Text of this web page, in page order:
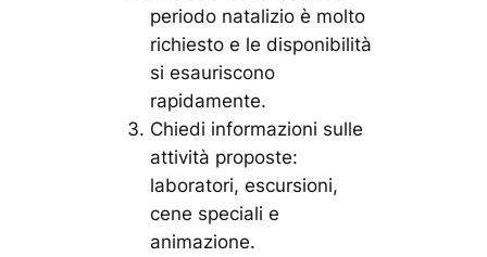
periodo natalizio è molto
richiesto e le disponibilità
si esauriscono
rapidamente.
Chiedi informazioni sulle
attività proposte:
laboratori, escursioni,
cene speciali e
animazione.